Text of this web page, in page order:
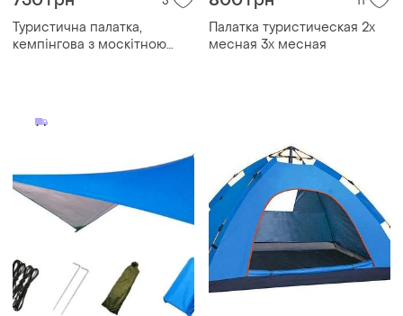
Туристична палатка,
кемпінгова з москітною
Палатка туристическая 2х
месная 3х месная